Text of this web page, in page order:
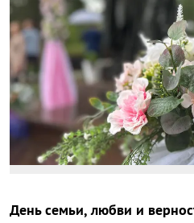
День семьи, любви и